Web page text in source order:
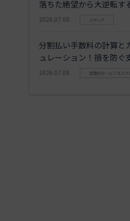
落ちた絶望から大逆転す
2026.07.08 メディア
分割払い手数料の計算と
ュレーション！損を防ぐ
2026.07.08 信販代行・ビジネスク